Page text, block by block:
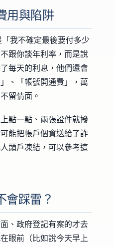
用與陷阱
我不確定最後要付多少
跟你談年利率，而是說
每天的利息，他們還會
、「帳號開通費」，萬
留情面。
點一點、兩張證件就撥
能把帳戶個資送給了詐
頭戶凍結，可以參考這
會踩雷？
、政府登記有案的才去
眼前（比如說今天早上